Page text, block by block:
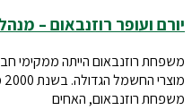
יורם ועופר רוזנבאום –
משפחת רוזנבאום הייתה ממקימי
משפחת רוזנבאום, האחים